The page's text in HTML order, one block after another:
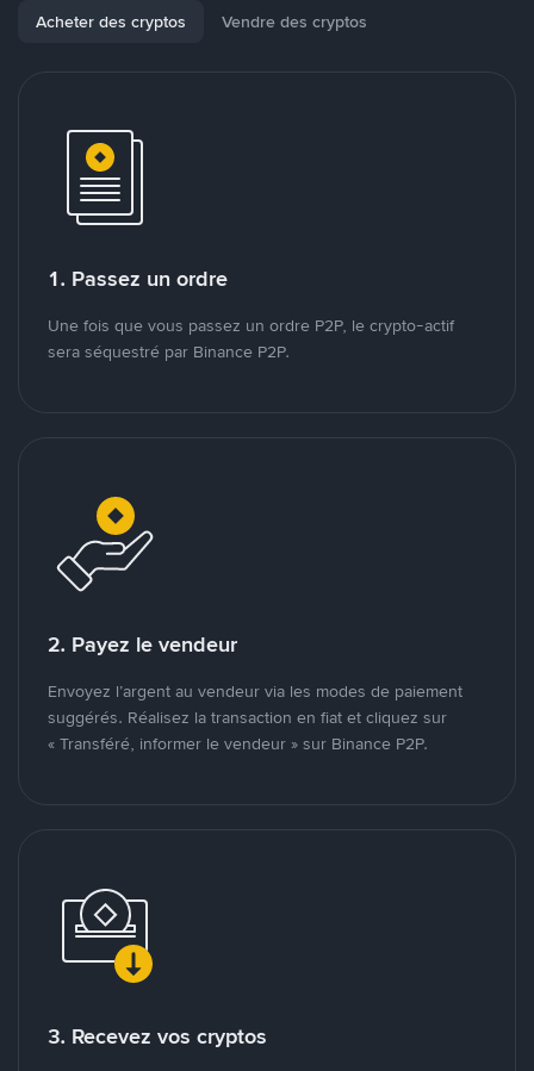
Acheter des cryptos Vendre des cryptos
1. Passez un ordre
Une fois que vous passez un ordre P2P, le crypto-actif
sera séquestré par Binance P2P.
2. Payez le vendeur
Envoyez l’argent au vendeur via les modes de paiement
suggérés. Réalisez la transaction en fiat et cliquez sur
« Transféré, informer le vendeur » sur Binance P2P.
3. Recevez vos cryptos